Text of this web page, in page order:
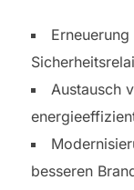
Austausch
besseren